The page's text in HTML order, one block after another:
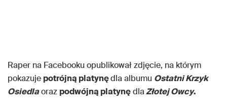
Raper na Facebooku opublikował zdjęcie, na którym
pokazuje potrójną platynędla albumu Ostatni Krzyk
Osiedlaoraz podwójną platynędlaZłotej Owcy.